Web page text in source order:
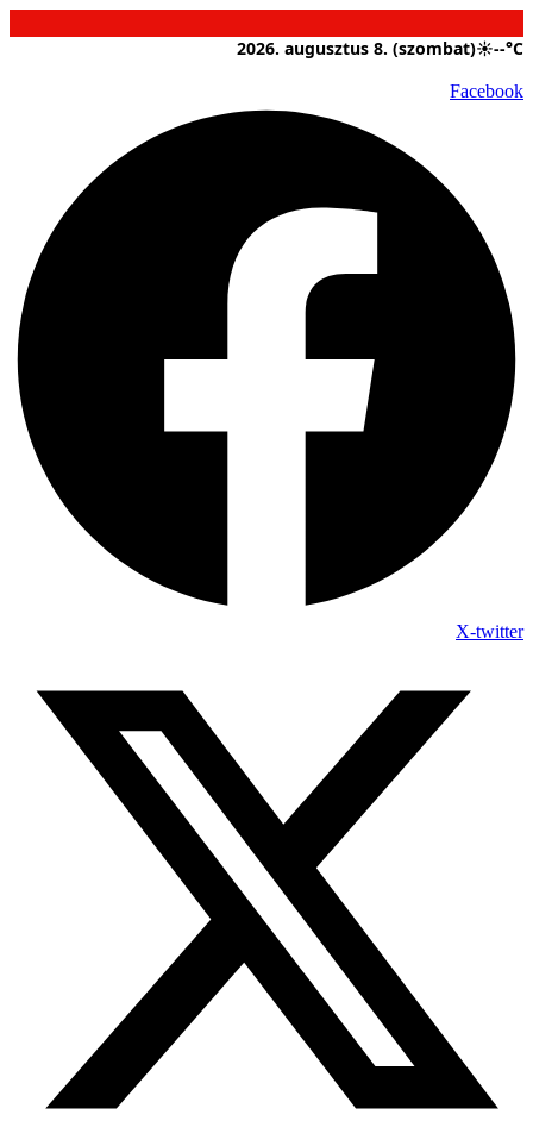
a
2026. augusztus 8. (szombat)☀--°C
Facebook
X-twitter